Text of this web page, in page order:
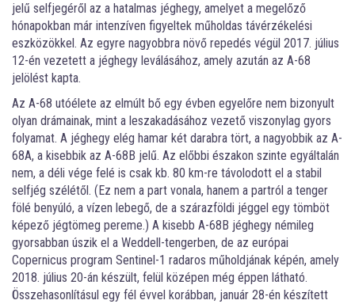
jelű selfjegéről az a hatalmas jéghegy, amelyet a megelőző
hónapokban már intenzíven figyeltek műholdas távérzékelési
eszközökkel. Az egyre nagyobbra növő repedés végül 2017. július
12-én vezetett a jéghegy leválásához, amely azután az A-68
jelölést kapta.
Az A-68 utóélete az elmúlt bő egy évben egyelőre nem bizonyult
olyan drámainak, mint a leszakadásához vezető viszonylag gyors
folyamat. A jéghegy elég hamar két darabra tört, a nagyobbik az A-
68A, a kisebbik az A-68B jelű. Az előbbi északon szinte egyáltalán
nem, a déli vége felé is csak kb. 80 km-re távolodott el a stabil
selfjég szélétől. (Ez nem a part vonala, hanem a partról a tenger
fölé benyúló, a vízen lebegő, de a szárazföldi jéggel egy tömböt
képező jégtömeg pereme.) A kisebb A-68B jéghegy némileg
gyorsabban úszik el a Weddell-tengerben, de az európai
Copernicus program Sentinel-1 radaros műholdjának képén, amely
2018. július 20-án készült, felül középen még éppen látható.
Összehasonlításul egy fél évvel korábban, január 28-én készített